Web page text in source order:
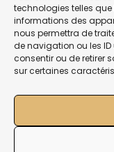
technologies telles
informations des
nous permettra de
de navigation ou les ID
consentir ou de retirer
sur certaines